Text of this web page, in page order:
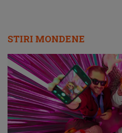
STIRI MONDENE